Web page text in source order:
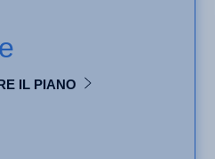
IL PIANO